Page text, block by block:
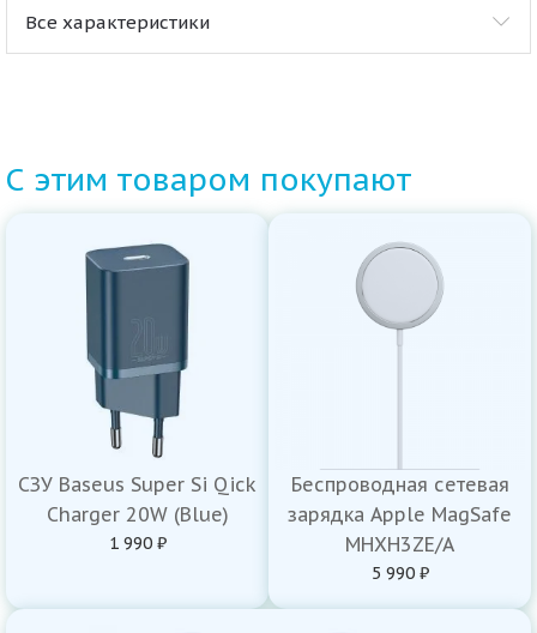
Все характеристики
С этим товаром покупают
СЗУ Baseus Super Si Qick
Charger 20W (Blue)
1 990 ₽
Беспроводная сетевая
зарядка Apple MagSafe
MHXH3ZE/A
5 990 ₽